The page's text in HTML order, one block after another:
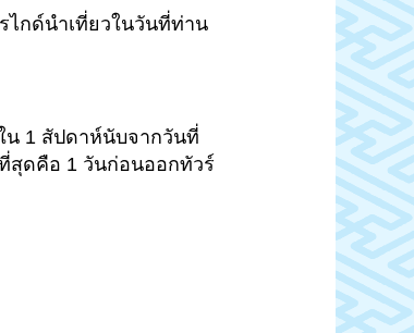
ไกด์นำเที่ยวในวันที่ท่าน
น 1 สัปดาห์นับจากวันที่
สุดคือ 1 วันก่อนออกทัวร์